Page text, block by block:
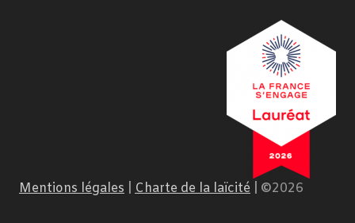
Mentions légales Charte de la laïcité ©2026